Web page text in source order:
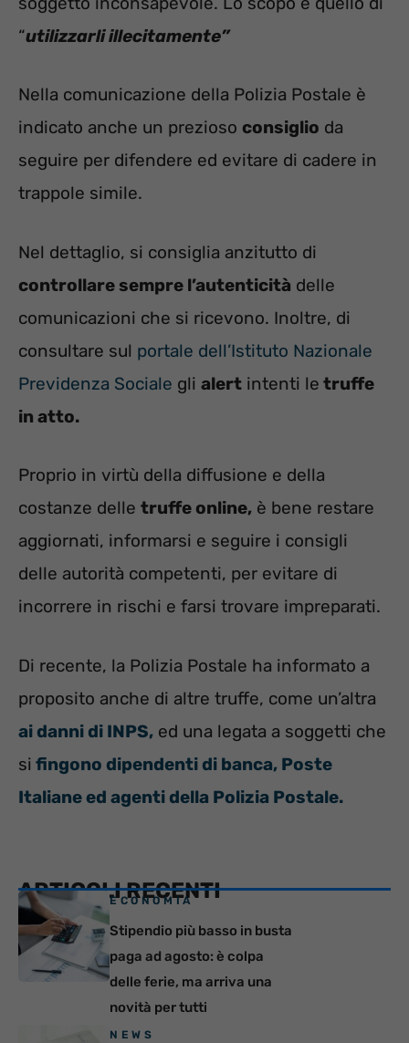
“utilizzarli illecitamente”
Nella comunicazione della Polizia Postale è
indicato anche un prezioso consiglio da
seguire per difendere ed evitare di cadere in
trappole simile.
Nel dettaglio, si consiglia anzitutto di
controllare sempre l’autenticità delle
comunicazioni che si ricevono. Inoltre, di
consultare sul portale dell’Istituto Nazionale
Previdenza Sociale gli alert intenti le truffe
in atto.
Proprio in virtù della diffusione e della
costanze delle truffe online, è bene restare
aggiornati, informarsi e seguire i consigli
delle autorità competenti, per evitare di
incorrere in rischi e farsi trovare impreparati.
Di recente, la Polizia Postale ha informato a
proposito anche di altre truffe, come un’altra
ai danni di INPS, ed una legata a soggetti che
si fingono dipendenti di banca, Poste
Italiane ed agenti della Polizia Postale.
ARTICOLI RECENTI
ECONOMIA
Stipendio più basso in busta
paga ad agosto: è colpa
delle ferie, ma arriva una
novità per tutti
NEWS